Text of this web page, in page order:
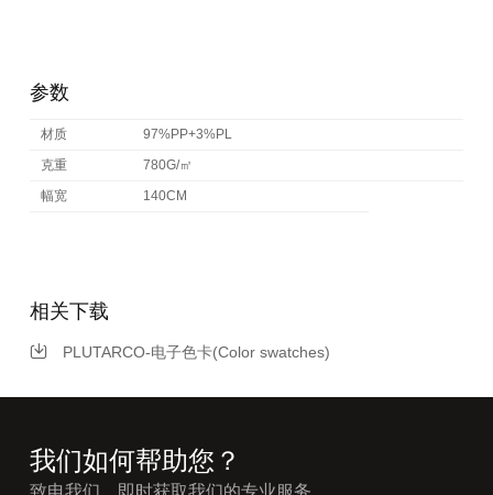
参数
材质
97%PP+3%PL
克重
780G/㎡
幅宽
140CM
相关下载
PLUTARCO-电子色卡(Color swatches)
我们如何帮助您？
致电我们，即时获取我们的专业服务。